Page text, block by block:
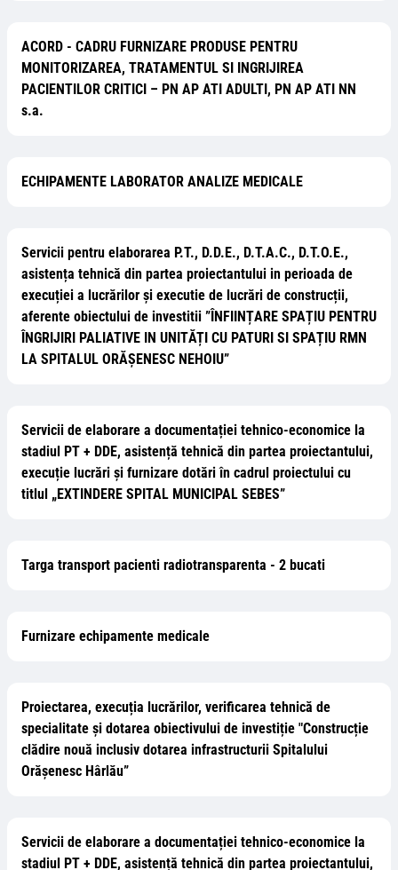
ACORD - CADRU FURNIZARE PRODUSE PENTRU
MONITORIZAREA, TRATAMENTUL SI INGRIJIREA
PACIENTILOR CRITICI – PN AP ATI ADULTI, PN AP ATI NN
s.a.
ECHIPAMENTE LABORATOR ANALIZE MEDICALE
Servicii pentru elaborarea P.T., D.D.E., D.T.A.C., D.T.O.E.,
asistența tehnică din partea proiectantului in perioada de
execuției a lucrărilor și executie de lucrări de construcții,
aferente obiectului de investitii ”ÎNFIINȚARE SPAȚIU PENTRU
ÎNGRIJIRI PALIATIVE IN UNITĂȚI CU PATURI SI SPAȚIU RMN
LA SPITALUL ORĂȘENESC NEHOIU”
Servicii de elaborare a documentației tehnico-economice la
stadiul PT + DDE, asistență tehnică din partea proiectantului,
execuție lucrări și furnizare dotări în cadrul proiectului cu
titlul „EXTINDERE SPITAL MUNICIPAL SEBES”
Targa transport pacienti radiotransparenta - 2 bucati
Furnizare echipamente medicale
Proiectarea, execuția lucrărilor, verificarea tehnică de
specialitate și dotarea obiectivului de investiție "Construcție
clădire nouă inclusiv dotarea infrastructurii Spitalului
Orășenesc Hârlău”
Servicii de elaborare a documentației tehnico-economice la
stadiul PT + DDE, asistență tehnică din partea proiectantului,